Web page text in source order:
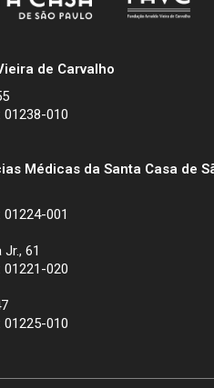
de Carvalho
01238-010
Médicas da Santa Casa de
001
61
01221-020
01225-010